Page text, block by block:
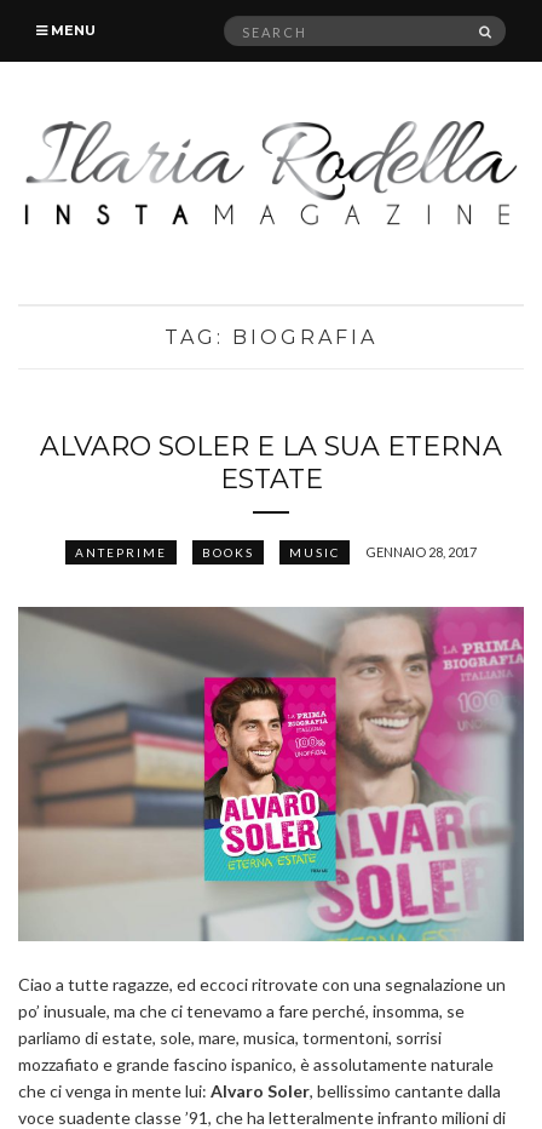
MENU
Search
TAG: BIOGRAFIA
ALVARO SOLER E LA SUA ETERNA
ESTATE
ANTEPRIME BOOKS MUSIC GENNAIO 28, 2017
Ciao a tutte ragazze, ed eccoci ritrovate con una segnalazione un
po’ inusuale, ma che ci tenevamo a fare perché, insomma, se
parliamo di estate, sole, mare, musica, tormentoni, sorrisi
mozzafiato e grande fascino ispanico, è assolutamente naturale
che ci venga in mente lui: Alvaro Soler, bellissimo cantante dalla
voce suadente classe ’91, che ha letteralmente infranto milioni di